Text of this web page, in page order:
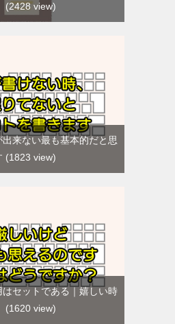
2428 view
来ない最も基本的だと思
1823 view
セットである｜嬉しい時
1620 view